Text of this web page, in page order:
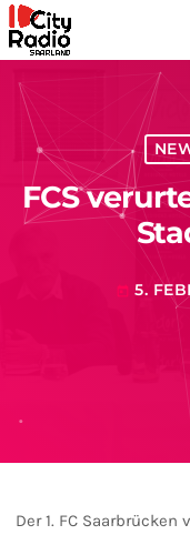
FCS
today 5.
Der 1. FC